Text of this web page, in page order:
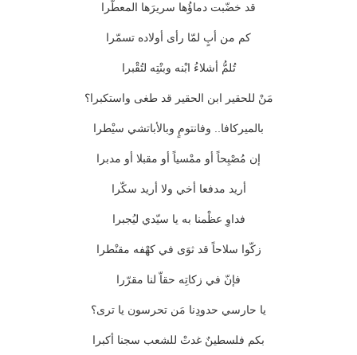
قد خضّبت دماؤُها سريرَها المعطّرا
كم من أبٍ لمّا رأى أولاده تسمّرا
تُلمُّ أشلاءُ ابْنه وبنْتِه لتُقْبرا
مَنْ للحقير ابن الحقير قد طغى واستكبرا؟
بالميركافا.. وفانتومٍ وبالأباتشي سيْطرا
إن مُصْبِحاً أو ممْسياً أو مقبلا أو مدبرا
أريد مدفعا أخي ولا أريد سكّرا
فداوِ عظْمنا به يا سيّدي ليُجبرا
زكّوا سلاحاً قد ثوَى في كهْفه مقنْطرا
فإنّ في زكاتِه حقاّ لنا مقرّرا
يا حارسي حدودِنا مَن تحرسون يا ترى؟
بكم فلسطينٌ غدتْ للشعب سجنا أكبرا